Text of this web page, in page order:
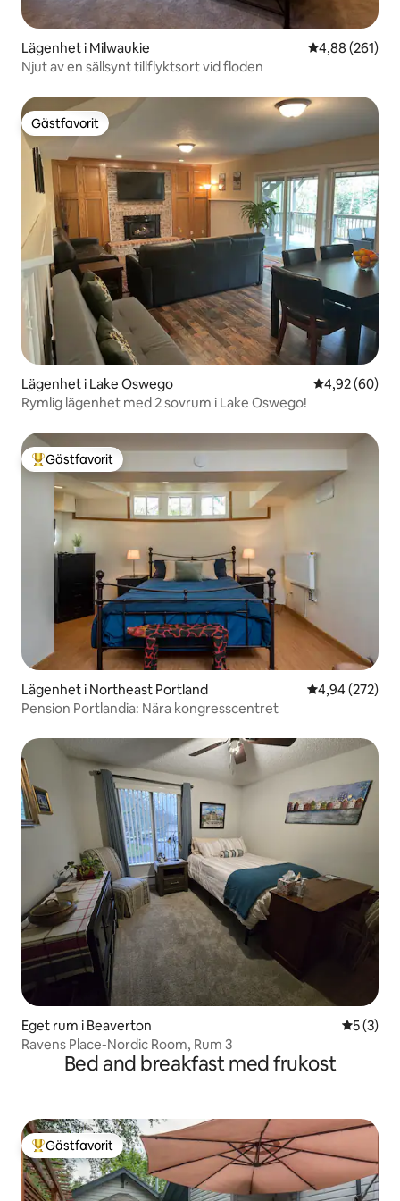
Lägenhet i Milwaukie 4,88 av 5 i
4,88 (261)
Njut av en sällsynt tillflyktsort vid floden
Gästfavorit
Gästfavorit
Lägenhet i Lake Oswego 4,92 av 5 i
4,92 (60)
Rymlig lägenhet med 2 sovrum i Lake Oswego!
Populär gästfavorit
Gästfavorit
Lägenhet i Northeast Portland 4,94 av 5 i
4,94 (272)
Pension Portlandia: Nära kongresscentret
Eget rum i Beaverton 5 av 5 i
5 (3)
Ravens Place-Nordic Room, Rum 3
Bed and breakfast med frukost
Populär gästfavorit
Gästfavorit